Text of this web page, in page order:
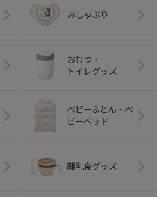
おしゃぶり
おむつ・
トイレグッズ
ベビーふとん・ベ
ビーベッド
離乳食グッズ